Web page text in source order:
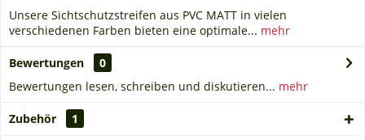
Unsere Sichtschutzstreifen aus PVC MATT in vielen
verschiedenen Farben bieten eine optimale... mehr
Bewertungen
0
Bewertungen lesen, schreiben und diskutieren... mehr
Zubehör 1